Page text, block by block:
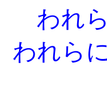
われ
われら